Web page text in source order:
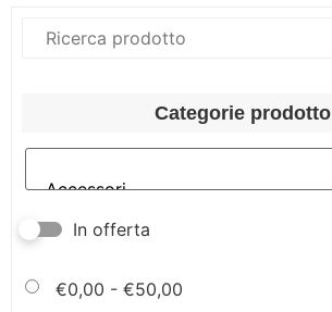
Categorie prodotto
In offerta
€0,00 - €50,00